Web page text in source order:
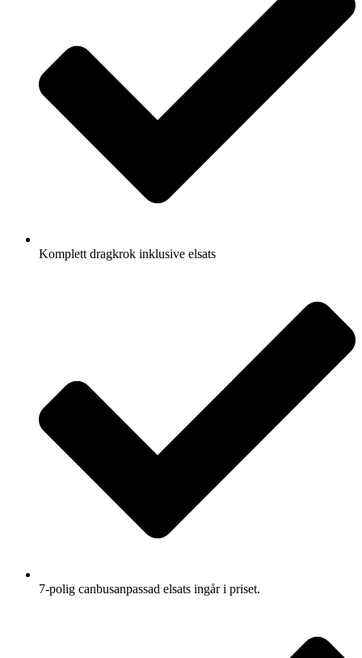
Komplett dragkrok inklusive elsats
7-polig canbusanpassad elsats ingår i priset.